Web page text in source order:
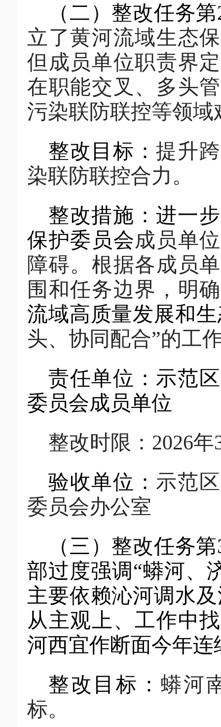
（二） 整改任务第
立了黄河流域生态
但成员单位职责界
在职能交叉、多头
污染联防联控等领
整改目标：提升
染联防联控合力 。
整改措施：进一
保护委员会成员单
障碍。 根据各成员
围和任务边界 ， 明
流域高质量发展和
头、协同配合”的工
责任单位：示范区
委员会成员单位
整改时限： 2026年
验收单位： 示范区
委员会办公室
（三） 整改任务第
部过度强调“蟒河、
主要依赖沁河调水
从主观上、工作中
河西宜作断面今年连
整改目标： 蟒河
标。